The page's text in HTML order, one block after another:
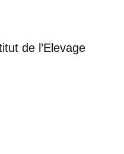
de l’Elevage